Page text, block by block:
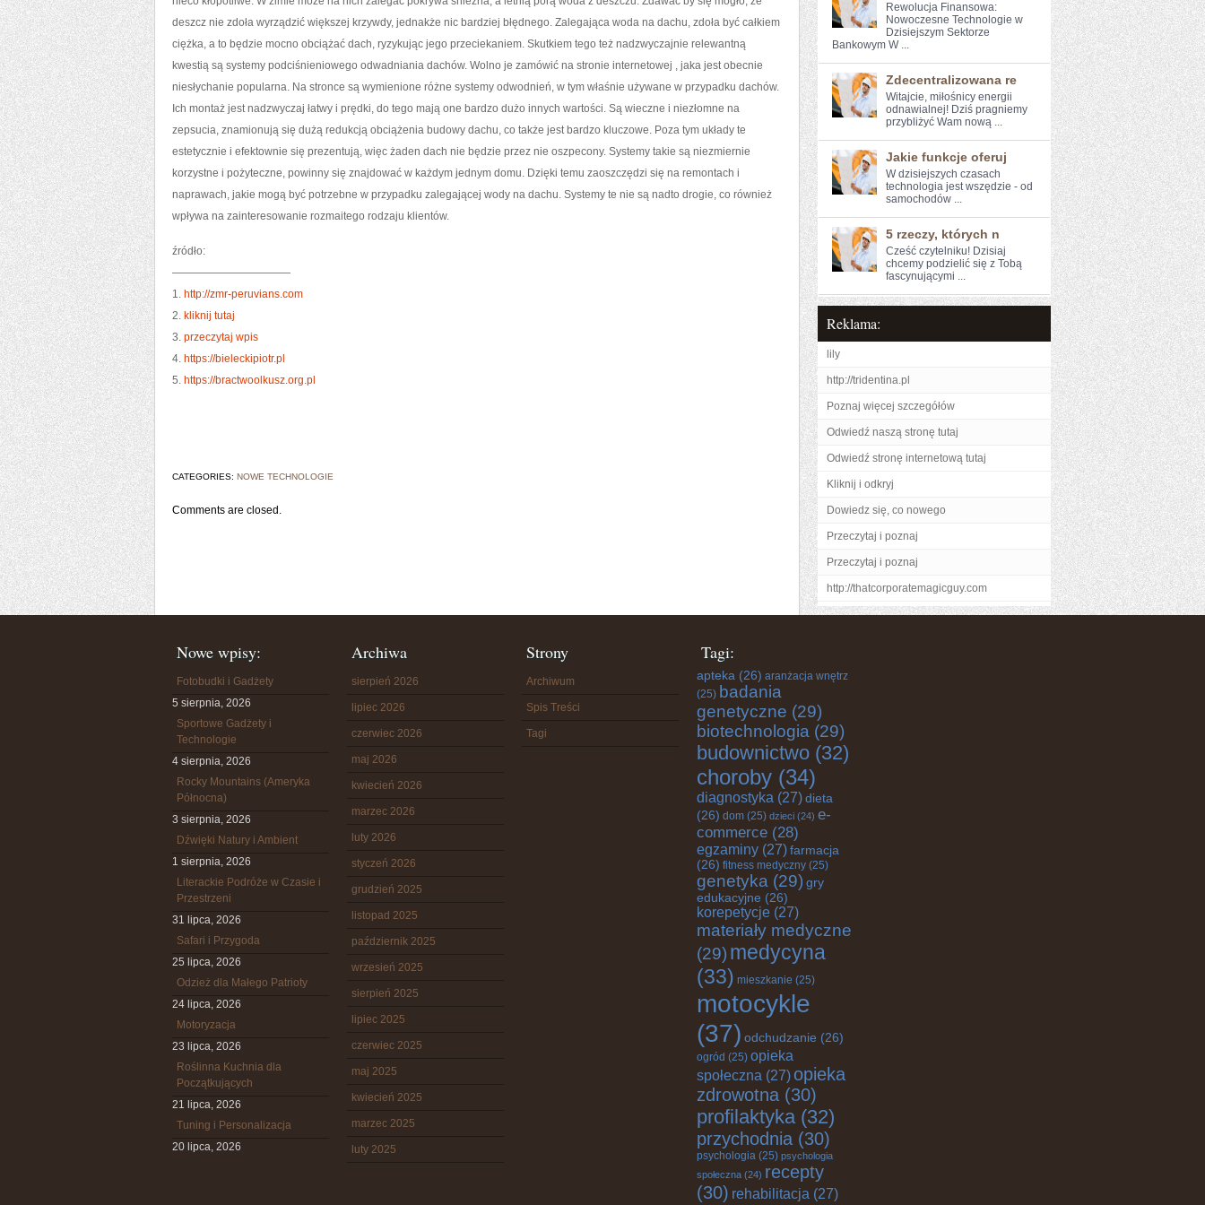
deszcz nie zdoła wyrządzić większej krzywdy, jednakże nic bardziej błędnego. Zalegająca woda na dachu, zdoła być całkiem
ciężka, a to będzie mocno obciążać dach, ryzykując jego przeciekaniem. Skutkiem tego też nadzwyczajnie relewantną
kwestią są systemy podciśnieniowego odwadniania dachów. Wolno je zamówić na stronie internetowej , jaka jest obecnie
niesłychanie popularna. Na stronce są wymienione różne systemy odwodnień, w tym właśnie używane w przypadku dachów.
Ich montaż jest nadzwyczaj łatwy i prędki, do tego mają one bardzo dużo innych wartości. Są wieczne i niezłomne na
zepsucia, znamionują się dużą redukcją obciążenia budowy dachu, co także jest bardzo kluczowe. Poza tym układy te
estetycznie i efektownie się prezentują, więc żaden dach nie będzie przez nie oszpecony. Systemy takie są niezmiernie
korzystne i pożyteczne, powinny się znajdować w każdym jednym domu. Dzięki temu zaoszczędzi się na remontach i
naprawach, jakie mogą być potrzebne w przypadku zalegającej wody na dachu. Systemy te nie są nadto drogie, co również
wpływa na zainteresowanie rozmaitego rodzaju klientów.
źródło:
———————————
1. http://zmr-peruvians.com
2. kliknij tutaj
3. przeczytaj wpis
4. https://bieleckipiotr.pl
5. https://bractwoolkusz.org.pl
CATEGORIES: NOWE TECHNOLOGIE
Comments are closed.
Rewolucja Finansowa:
Nowoczesne Technologie​ w
Dzisiejszym Sektorze
Bankowym W ...
Zdecentralizowana re
Witajcie, miłośnicy energii
odnawialnej! Dziś pragniemy
przybliżyć Wam‌ nową⁣ ...
Jakie funkcje oferuj
W dzisiejszych czasach
technologia​ jest wszędzie - od
samochodów ...
5 rzeczy, których n
Cześć czytelniku!⁣ Dzisiaj
chcemy⁤ podzielić się z Tobą
fascynującymi ...
Reklama:
lily
http://tridentina.pl
Poznaj więcej szczegółów
Odwiedź naszą stronę tutaj
Odwiedź stronę internetową tutaj
Kliknij i odkryj
Dowiedz się, co nowego
Przeczytaj i poznaj
Przeczytaj i poznaj
http://thatcorporatemagicguy.com
Nowe wpisy:
Fotobudki i Gadżety
5 sierpnia, 2026
Sportowe Gadżety i
Technologie
4 sierpnia, 2026
Rocky Mountains (Ameryka
Północna)
3 sierpnia, 2026
Dźwięki Natury i Ambient
1 sierpnia, 2026
Literackie Podróże w Czasie i
Przestrzeni
31 lipca, 2026
Safari i Przygoda
25 lipca, 2026
Odzież dla Małego Patrioty
24 lipca, 2026
Motoryzacja
23 lipca, 2026
Roślinna Kuchnia dla
Początkujących
21 lipca, 2026
Tuning i Personalizacja
20 lipca, 2026
Archiwa
sierpień 2026
lipiec 2026
czerwiec 2026
maj 2026
kwiecień 2026
marzec 2026
luty 2026
styczeń 2026
grudzień 2025
listopad 2025
październik 2025
wrzesień 2025
sierpień 2025
lipiec 2025
czerwiec 2025
maj 2025
kwiecień 2025
marzec 2025
luty 2025
Strony
Archiwum
Spis Treści
Tagi
Tagi:
apteka (26) aranżacja wnętrz
(25) badania
genetyczne (29)
biotechnologia (29)
budownictwo (32)
choroby (34)
diagnostyka (27) dieta
(26) dom (25) dzieci (24) e-
commerce (28)
egzaminy (27) farmacja
(26) fitness medyczny (25)
genetyka (29) gry
edukacyjne (26)
korepetycje (27)
materiały medyczne
(29) medycyna
(33) mieszkanie (25)
motocykle
(37) odchudzanie (26)
ogród (25) opieka
społeczna (27) opieka
zdrowotna (30)
profilaktyka(32)
przychodnia (30)
psychologia (25) psychologia
społeczna (24) recepty
(30) rehabilitacja (27)